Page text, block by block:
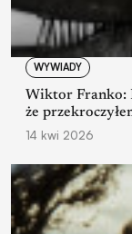
WYWIADY
Wiktor Franko:
że
14 kwi 2026